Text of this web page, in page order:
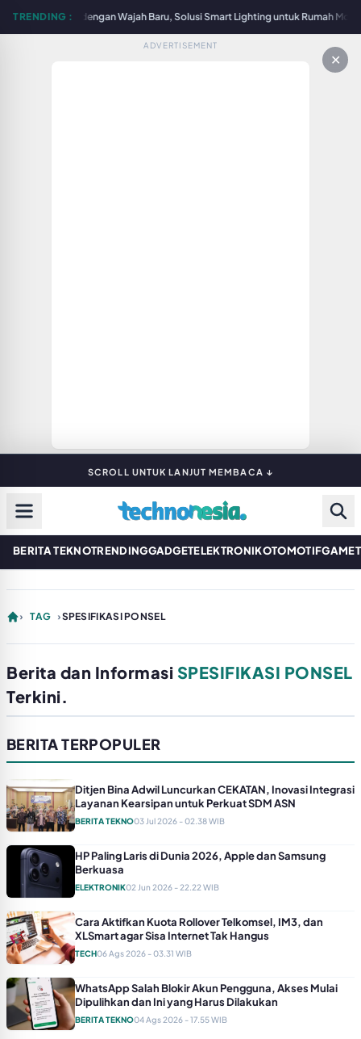
TRENDING :
Hadir dengan Wajah Baru, Solusi Smart Lighting untuk Rumah Modern
✕
ADVERTISEMENT
SCROLL UNTUK LANJUT MEMBACA ↓
BERITA TEKNOTRENDINGGADGETELEKTRONIKOTOMOTIFGAME
› TAG ›SPESIFIKASI PONSEL
Berita dan Informasi SPESIFIKASI PONSEL
Terkini.
BERITA TERPOPULER
Ditjen Bina Adwil Luncurkan CEKATAN, Inovasi Integrasi
Layanan Kearsipan untuk Perkuat SDM ASN
BERITA TEKNO03 Jul 2026 - 02.38 WIB
HP Paling Laris di Dunia 2026, Apple dan Samsung
Berkuasa
ELEKTRONIK02 Jun 2026 - 22.22 WIB
Cara Aktifkan Kuota Rollover Telkomsel, IM3, dan
XLSmart agar Sisa Internet Tak Hangus
TECH06 Ags 2026 - 03.31 WIB
WhatsApp Salah Blokir Akun Pengguna, Akses Mulai
Dipulihkan dan Ini yang Harus Dilakukan
BERITA TEKNO04 Ags 2026 - 17.55 WIB